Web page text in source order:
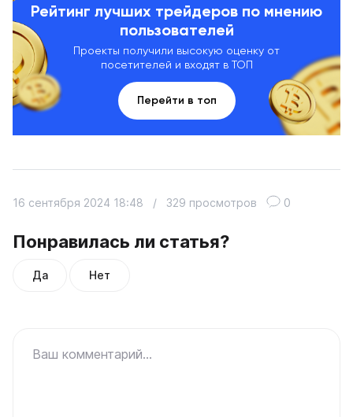
Рейтинг лучших трейдеров по мнению
пользователей
Проекты получили высокую оценку от
посетителей и входят в ТОП
Перейти в топ
Понравилась ли статья?
Да Нет
16 сентября 2024 18:48 / 329 просмотров 0
Ваш комментарий...